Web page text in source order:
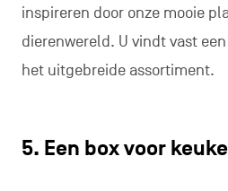
inspireren door onze mooie
dierenwereld. U vindt vast
het uitgebreide assortiment.
5. Een box voor